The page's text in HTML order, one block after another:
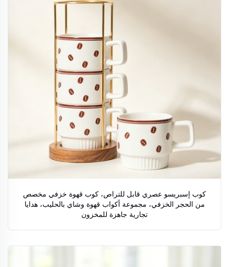
كوب إسبريسو عصري قابل للتراص، كوب قهوة خزفي مخصص
من الحجر الخزفي، مجموعة أكواب قهوة وشاي بالحليب، هدايا
تجارية جاهزة للمخزون